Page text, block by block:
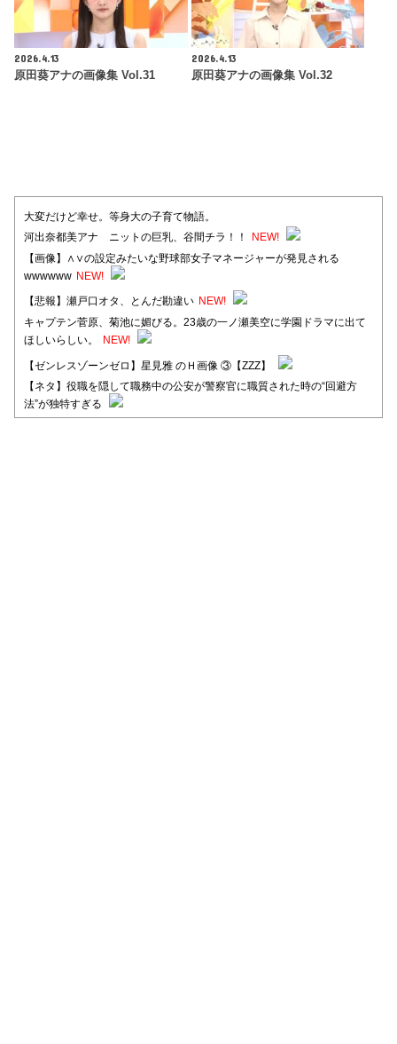
2026.4.13
原田葵アナの画像集 Vol.31
2026.4.13
原田葵アナの画像集 Vol.32
大変だけど幸せ。等身大の子育て物語。
河出奈都美アナ ニットの巨乳、谷間チラ！！
NEW!
【画像】∧∨の設定みたいな野球部女子マネージャーが発見される
wwwwww NEW!
【悲報】瀬戸口オタ、とんだ勘違い NEW!
キャプテン菅原、菊池に媚びる。23歳の一ノ瀬美空に学園ドラマに出て
ほしいらしい。
NEW!
【ゼンレスゾーンゼロ】星見雅 のＨ画像 ③【ZZZ】
【ネタ】役職を隠して職務中の公安が警察官に職質された時の“回避方
法”が独特すぎる